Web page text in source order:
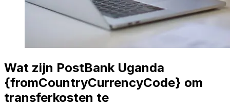
Wat zijn PostBank Uganda
{fromCountryCurrencyCode} om
transferkosten te